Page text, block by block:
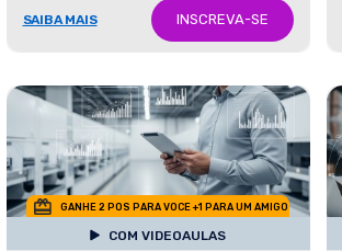
SAIBA MAIS INSCREVA-SE
GANHE 2 POS PARA VOCE +1 PARA UM AMIGO
COM VIDEOAULAS